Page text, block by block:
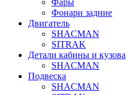
Фонари задние
Двигатель
SHACMAN
SITRAK
Детали кабины и кузова
SHACMAN
Подвеска
SHACMAN